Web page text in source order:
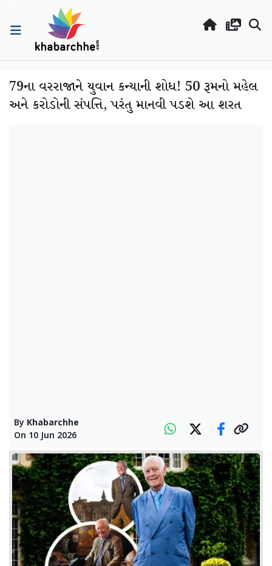
79ના વરરાજાને યુવાન કન્યાની શોધ! 50 રૂમનો મહેલ
અને કરોડોની સંપત્તિ, પરંતુ માનવી પડશે આ શરત
By Khabarchhe
On 10 Jun 2026